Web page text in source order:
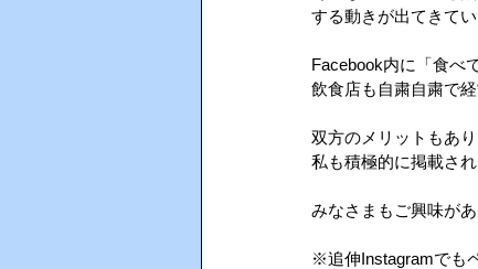
AIインカム HACCP（ハサ
する動きが出てきてい
Facebook内に「食べ
飲食店も自粛自粛で
双方のメリットもあ
私も積極的に掲載さ
みなさまもご興味が
※追伸Instagramでも